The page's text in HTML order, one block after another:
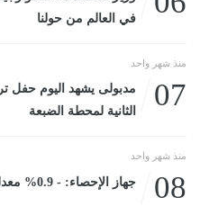
في العالم من حولنا
منذ شهر واحد
07
مدبولى يشهد اليوم حفل
الثانية لمحطة الضبعة
منذ شهر واحد
08 جهاز الإحصاء: - 0.9% معدل التضخم الشهرى لشهر يونيو 2026